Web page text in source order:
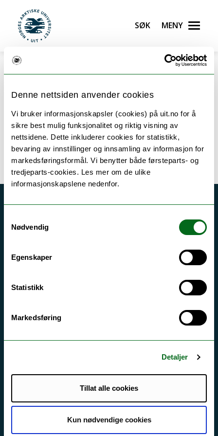
Denne nettsiden anvender cookies
Vi bruker informasjonskapsler (cookies) på uit.no for å
sikre best mulig funksjonalitet og riktig visning av
nettsidene. Dette inkluderer cookies for statistikk,
bevaring av innstillinger og innsamling av informasjon for
markedsføringsformål. Vi benytter både førsteparts- og
tredjeparts-cookies. Les mer om de ulike
informasjonskapslene nedenfor.
Nødvendig
Egenskaper
Statistikk
Markedsføring
Detaljer
Tillat alle cookies
Kun nødvendige cookies
UiT Norges arktiske universitet
Søk Meny
Tilknyttede enheter
Akutt hjelp
Si ifra!
Personvern ved UiT
Tilgjengelighetserklæring
Ledige stillinger
English website